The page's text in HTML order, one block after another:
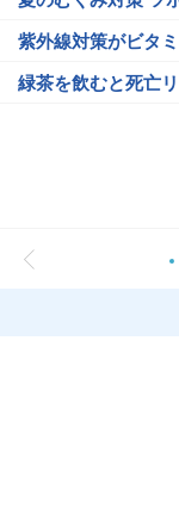
紫外線対策がビタ
緑茶を飲むと死亡